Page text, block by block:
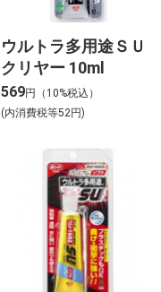
ウルトラ多用途ＳＵ
クリヤー 10ml
569円（10%税込）
(内消費税等52円)